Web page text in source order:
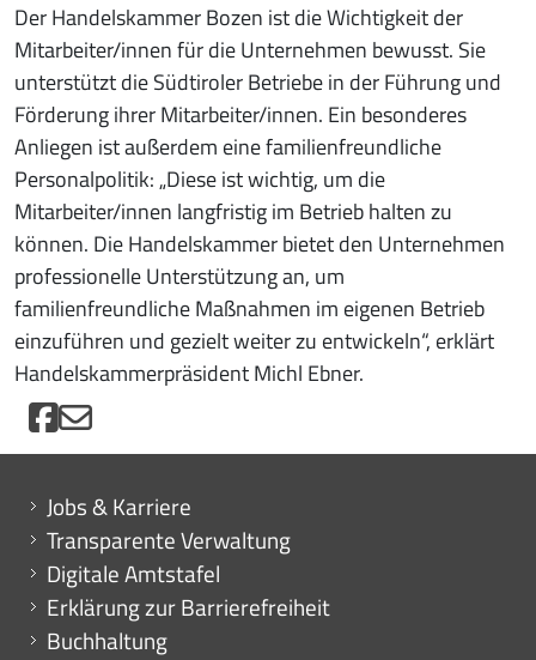
Der Handelskammer Bozen ist die Wichtigkeit der
Mitarbeiter/innen für die Unternehmen bewusst. Sie
unterstützt die Südtiroler Betriebe in der Führung und
Förderung ihrer Mitarbeiter/innen. Ein besonderes
Anliegen ist außerdem eine familienfreundliche
Personalpolitik: „Diese ist wichtig, um die
Mitarbeiter/innen langfristig im Betrieb halten zu
können. Die Handelskammer bietet den Unternehmen
professionelle Unterstützung an, um
familienfreundliche Maßnahmen im eigenen Betrieb
einzuführen und gezielt weiter zu entwickeln“, erklärt
Handelskammerpräsident Michl Ebner.
Mini menu di servizio
Jobs & Karriere
Transparente Verwaltung
Digitale Amtstafel
Erklärung zur Barrierefreiheit
Buchhaltung